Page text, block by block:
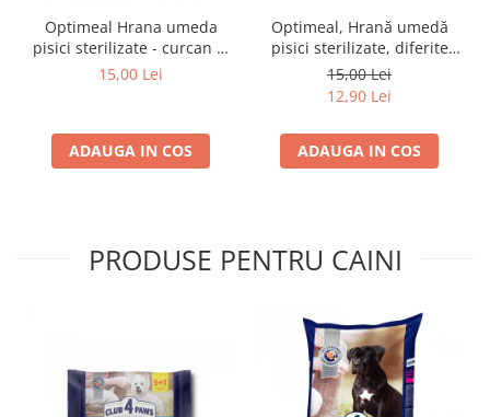
Optimeal Hrana umeda
pisici sterilizate - curcan si
pui in sos, set 3+1,
15,00 Lei
ADAUGA IN COS
Optimeal, Hrană umedă
pisici sterilizate, diferite
arome, (3+1), 0.34kg
15,00 Lei
12,90 Lei
ADAUGA IN COS
PRODUSE PENTRU CAINI